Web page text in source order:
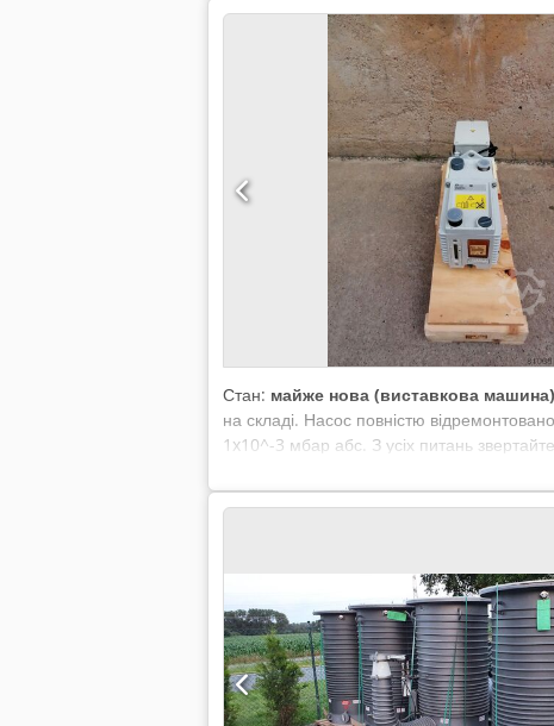
Стан: майже нова (виставкова машина)
на складі. Насос повністю
1x10^-3 мбар абс. З усіх питань